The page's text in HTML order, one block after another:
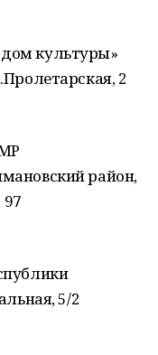
культуры»
2
район,
97
5/2